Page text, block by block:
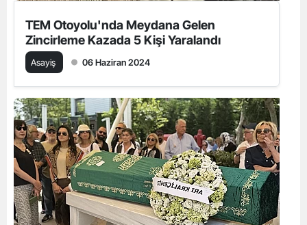
TEM Otoyolu'nda Meydana Gelen
Zincirleme Kazada 5 Kişi Yaralandı
Asayiş 06 Haziran 2024